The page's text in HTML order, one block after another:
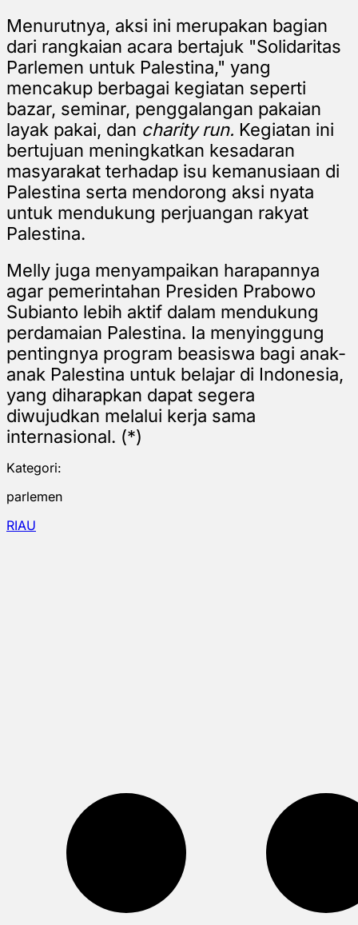
Menurutnya, aksi ini merupakan bagian
dari rangkaian acara bertajuk "Solidaritas
Parlemen untuk Palestina," yang
mencakup berbagai kegiatan seperti
bazar, seminar, penggalangan pakaian
layak pakai, dan charity run. Kegiatan ini
bertujuan meningkatkan kesadaran
masyarakat terhadap isu kemanusiaan di
Palestina serta mendorong aksi nyata
untuk mendukung perjuangan rakyat
Palestina.
Melly juga menyampaikan harapannya
agar pemerintahan Presiden Prabowo
Subianto lebih aktif dalam mendukung
perdamaian Palestina. Ia menyinggung
pentingnya program beasiswa bagi anak-
anak Palestina untuk belajar di Indonesia,
yang diharapkan dapat segera
diwujudkan melalui kerja sama
internasional. (*)
Kategori:
parlemen
RIAU